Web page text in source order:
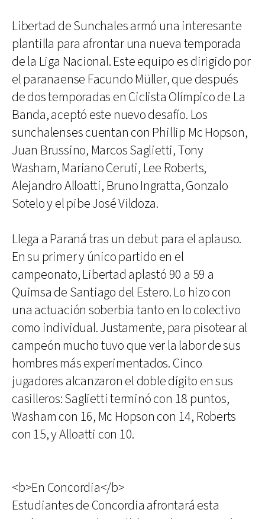
Libertad de Sunchales armó una interesante
plantilla para afrontar una nueva temporada
de la Liga Nacional. Este equipo es dirigido por
el paranaense Facundo Müller, que después
de dos temporadas en Ciclista Olímpico de La
Banda, aceptó este nuevo desafío. Los
sunchalenses cuentan con Phillip Mc Hopson,
Juan Brussino, Marcos Saglietti, Tony
Washam, Mariano Ceruti, Lee Roberts,
Alejandro Alloatti, Bruno Ingratta, Gonzalo
Sotelo y el pibe José Vildoza.
Llega a Paraná tras un debut para el aplauso.
En su primer y único partido en el
campeonato, Libertad aplastó 90 a 59 a
Quimsa de Santiago del Estero. Lo hizo con
una actuación soberbia tanto en lo colectivo
como individual. Justamente, para pisotear al
campeón mucho tuvo que ver la labor de sus
hombres más experimentados. Cinco
jugadores alcanzaron el doble dígito en sus
casilleros: Saglietti terminó con 18 puntos,
Washam con 16, Mc Hopson con 14, Roberts
con 15, y Alloatti con 10.
<b>En Concordia</b>
Estudiantes de Concordia afrontará esta